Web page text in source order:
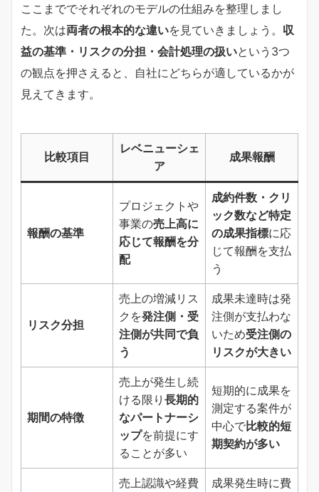
ここまででそれぞれのモデルの仕組みを整理しまし
た。次は両者の根本的な違いを見ていきましょう。 収
益の基準・リスクの分担・会計処理の扱いという3つ
の観点を押さえると、自社にどちらが適しているかが
見えてきます。
比較項目
レベニューシェ
ア
成果報酬
報酬の基準
プロジェクトや
事業の売上高に
応じて報酬を分
配
成約件数・クリ
ック数など特定
の成果指標に応
じて報酬を支払
う
リスク分担
売上の増減リス
クを発注側・受
注側が共同で負
う
成果未達時は発
注側が支払わな
いため受注側の
リスクが大きい
期間の特徴
売上が発生し続
ける限り 長期的
なパートナーシ
ップを前提にす
ることが多い
短期的に成果を
測定する案件が
中心で比較的短
期契約が多い
売上認識や経費
成果発生時に費